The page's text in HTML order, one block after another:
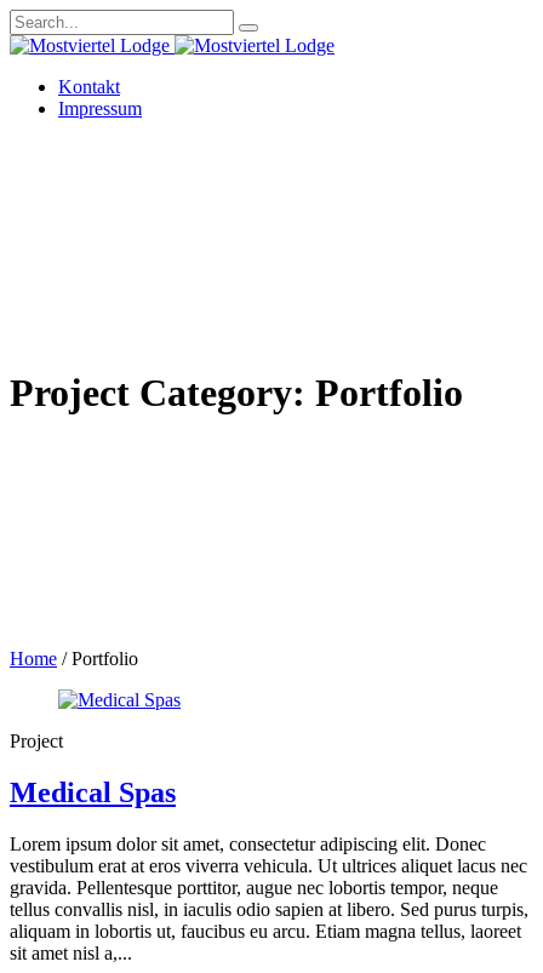
Kontakt
Impressum
Project Category: Portfolio
Home /Portfolio
Project
Medical Spas
Lorem ipsum dolor sit amet, consectetur adipiscing elit. Donec
vestibulum erat at eros viverra vehicula. Ut ultrices aliquet lacus nec
gravida. Pellentesque porttitor, augue nec lobortis tempor, neque
tellus convallis nisl, in iaculis odio sapien at libero. Sed purus turpis,
aliquam in lobortis ut, faucibus eu arcu. Etiam magna tellus, laoreet
sit amet nisl a,...